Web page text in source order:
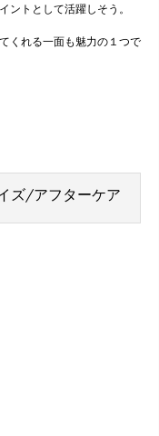
ントとして活躍しそう。
くれる一面も魅力の１つで
ズ/アフターケア